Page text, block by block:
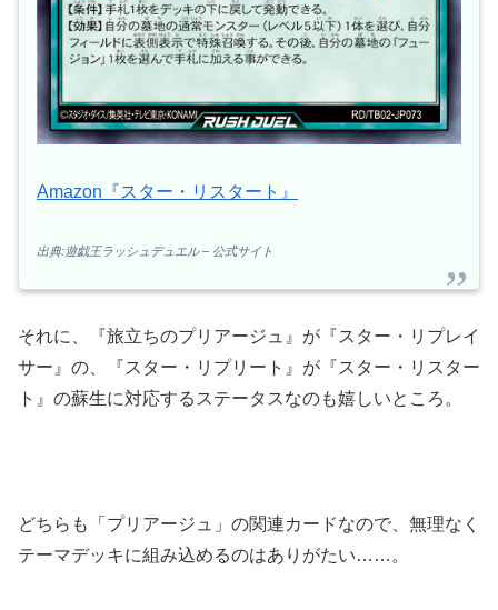
Amazon『スター・リスタート』
出典:遊戯王ラッシュデュエル – 公式サイト
それに、『旅立ちのプリアージュ』が『スター・リプレイ
サー』の、『スター・リプリート』が『スター・リスター
ト』の蘇生に対応するステータスなのも嬉しいところ。
どちらも「プリアージュ」の関連カードなので、無理なく
テーマデッキに組み込めるのはありがたい……。